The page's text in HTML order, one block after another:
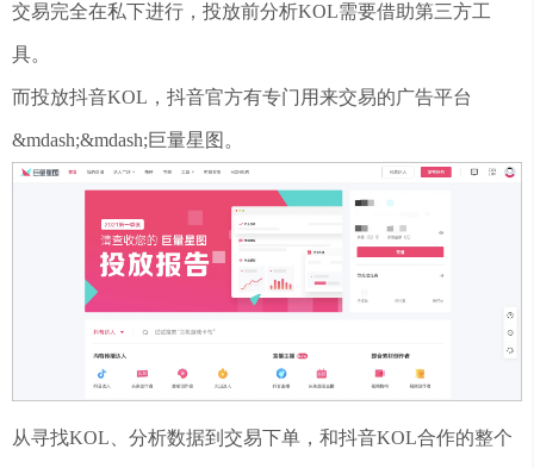
交易完全在私下进行，投放前分析KOL需要借助第三方工
具。
而投放抖音KOL，抖音官方有专门用来交易的广告平台
&mdash;&mdash;巨量星图。
从寻找KOL、分析数据到交易下单，和抖音KOL合作的整个